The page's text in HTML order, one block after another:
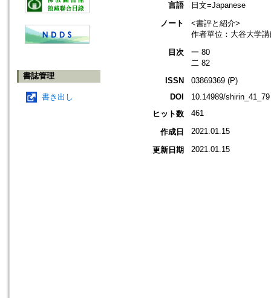
書誌管理
書き出し
言語
日文=Japanese
ノート
<書評と紹介>
作者單位：大谷大学
目次
一 80
二 82
ISSN
03869369 (P)
DOI
10.14989/shirin_41_79
ヒット数
461
作成日 2021.01.15
更新日期 2021.01.15